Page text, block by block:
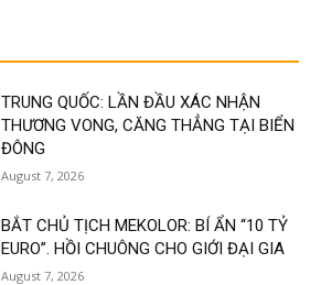
TRUNG QUỐC: LẦN ĐẦU XÁC NHẬN
THƯƠNG VONG, CĂNG THẲNG TẠI BIỂN
ĐÔNG
August 7, 2026
BẮT CHỦ TỊCH MEKOLOR: BÍ ẨN “10 TỶ
EURO”. HỒI CHUÔNG CHO GIỚI ĐẠI GIA
August 7, 2026